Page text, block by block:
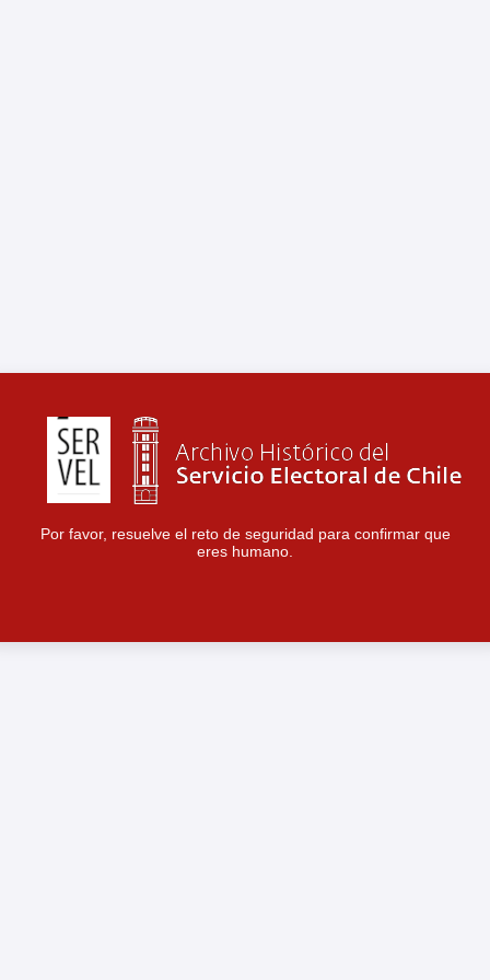
Por favor, resuelve el reto de seguridad para confirmar que
eres humano.